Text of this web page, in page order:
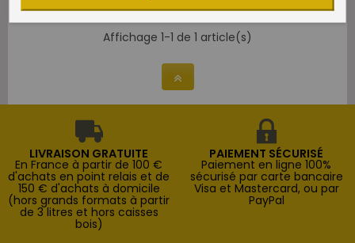
Affichage 1-1 de 1 article(s)
LIVRAISON GRATUITE
En France à partir de 100 €
d'achats en point relais et de
150 € d'achats à domicile
(hors grands formats à partir
de 3 litres et hors caisses
bois)
PAIEMENT SÉCURISÉ
Paiement en ligne 100%
sécurisé par carte bancaire
Visa et Mastercard, ou par
PayPal